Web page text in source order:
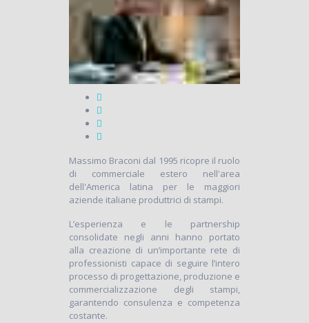
Massimo Braconi dal 1995 ricopre il ruolo
di commerciale estero nell'area
dell'America latina per le maggiori
aziende italiane produttrici di stampi.
L’esperienza e le partnership
consolidate negli anni hanno portato
alla creazione di un’importante rete di
professionisti capace di seguire l’intero
processo di progettazione, produzione e
commercializzazione degli stampi,
garantendo consulenza e competenza
costante.